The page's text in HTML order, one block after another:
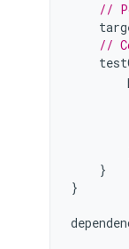
//
//
}
}